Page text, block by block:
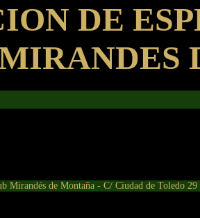
DE
Mirandés de Montaña - C/ Ciudad de Toledo